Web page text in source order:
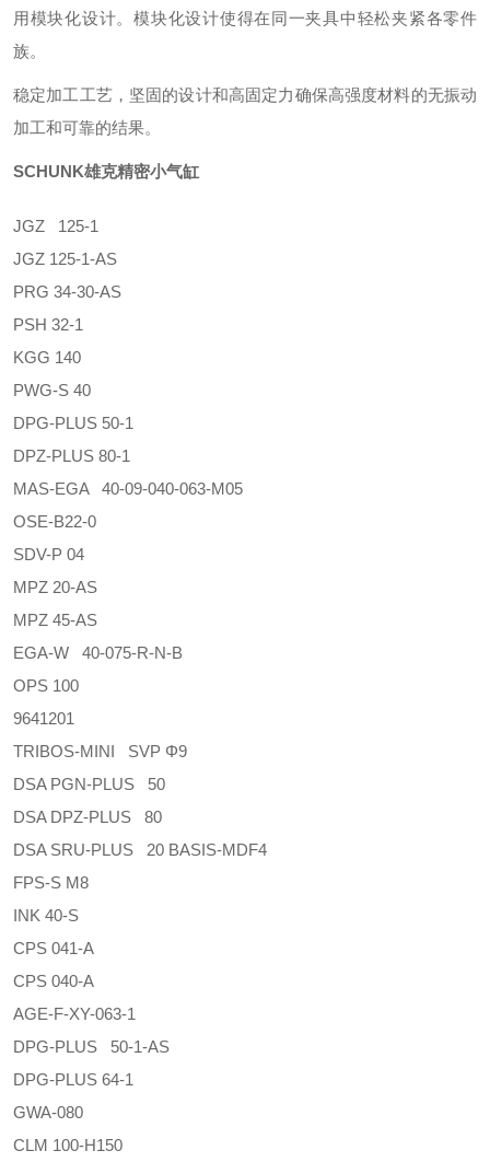
用模块化设计。模块化设计使得在同一夹具中轻松夹紧各零件
族。
稳定加工工艺，坚固的设计和高固定力确保高强度材料的无振动
加工和可靠的结果。
SCHUNK雄克精密小气缸
JGZ 125-1
JGZ 125-1-AS
PRG 34-30-AS
PSH 32-1
KGG 140
PWG-S 40
DPG-PLUS 50-1
DPZ-PLUS 80-1
MAS-EGA 40-09-040-063-M05
OSE-B22-0
SDV-P 04
MPZ 20-AS
MPZ 45-AS
EGA-W 40-075-R-N-B
OPS 100
9641201
TRIBOS-MINI SVP Φ9
DSA PGN-PLUS 50
DSA DPZ-PLUS 80
DSA SRU-PLUS 20 BASIS-MDF4
FPS-S M8
INK 40-S
CPS 041-A
CPS 040-A
AGE-F-XY-063-1
DPG-PLUS 50-1-AS
DPG-PLUS 64-1
GWA-080
CLM 100-H150